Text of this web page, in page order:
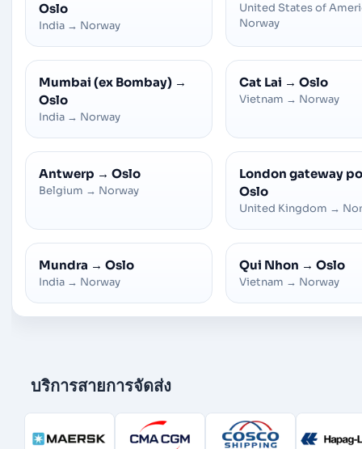
Oslo
India → Norway
United States of
Norway
Mumbai (ex Bombay) →
Oslo
India → Norway
Cat Lai → Oslo
Vietnam → Norway
Antwerp → Oslo
Belgium → Norway
London gateway
Oslo
United Kingdom →
Mundra → Oslo
India → Norway
Qui Nhon → Oslo
Vietnam → Norway
บริการสายการจัดส่ง